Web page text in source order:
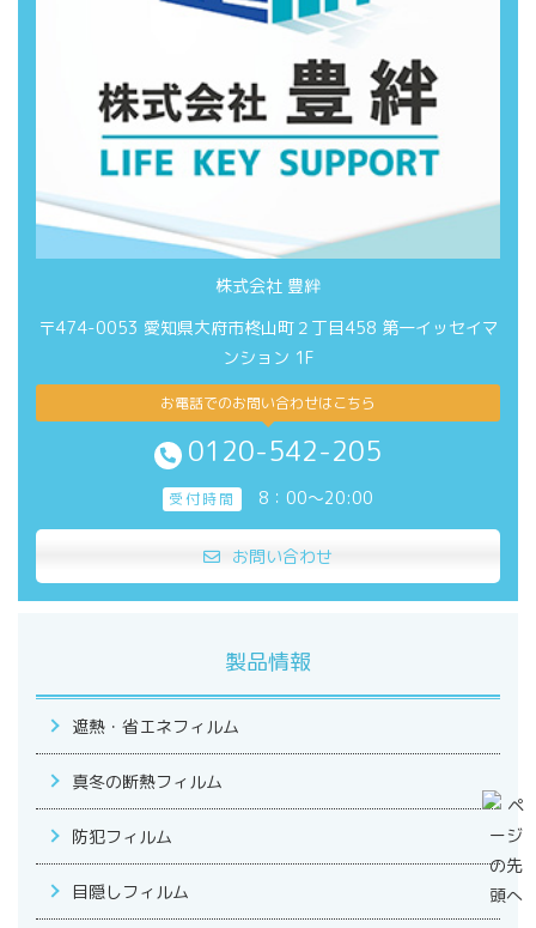
株式会社 豊絆
〒474-0053 愛知県大府市柊山町２丁目458 第一イッセイマ
ンション 1F
お電話でのお問い合わせはこちら
0120-542-205
受付時間 8：00～20:00
お問い合わせ
製品情報
遮熱・省エネフィルム
真冬の断熱フィルム
防犯フィルム
目隠しフィルム